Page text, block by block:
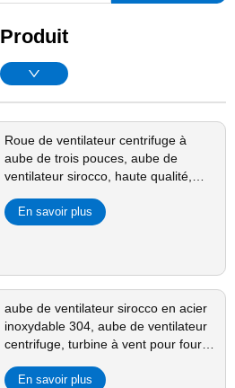
Produit
Roue de ventilateur centrifuge à
aube de trois pouces, aube de
ventilateur sirocco, haute qualité,
En savoir plus
aube de ventilateur sirocco en acier
inoxydable 304, aube de ventilateur
centrifuge, turbine à vent pour four
En savoir plus